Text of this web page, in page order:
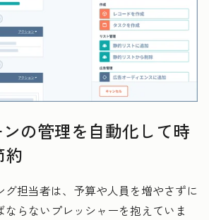
の管理を自動化して時
約
グ担当者は、予算や人員を増やさずに
らないプレッシャーを抱えていま